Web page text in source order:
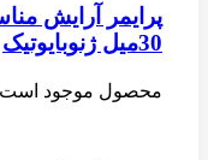
پرایمر آرایش
30میل ژنوبایوتیک
محصول موجود است